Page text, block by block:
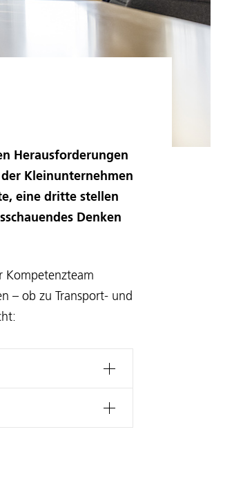
Herausforderungen
Kleinunternehmen
eine dritte stellen
Denken
Kompetenzteam
– ob zu Transport- und